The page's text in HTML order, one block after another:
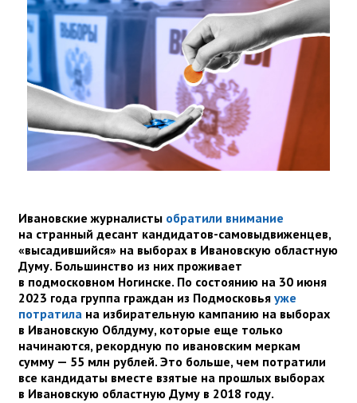
Ивановские журналисты обратили внимание
на странный десант кандидатов-самовыдвиженцев,
«высадившийся» на выборах в Ивановскую областную
Думу. Большинство из них проживает
в подмосковном Ногинске. По состоянию на 30 июня
2023 года группа граждан из Подмосковья уже
потратила на избирательную кампанию на выборах
в Ивановскую Облдуму, которые еще только
начинаются, рекордную по ивановским меркам
сумму — 55 млн рублей. Это больше, чем потратили
все кандидаты вместе взятые на прошлых выборах
в Ивановскую областную Думу в 2018 году.